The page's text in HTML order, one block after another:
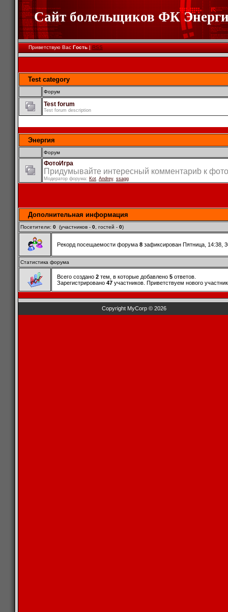
Сайт болельщиков ФК
Приветствую Вас Гость|RSS
Test category
Форум
Test forum
Test forum description
Энергия
Форум
ФотоИгра
Придумывайте интересный комментариb к
Модератор форума: Kot, Andrey, ssagg
Дополнительная информация
Посетители: 0 (участников - 0 , гостей - 0)
Рекорд посещаемости форума 8 зафиксирован Пятница, 14:38,
Статистика форума
Всего создано 2 тем, в которые добавлено 5 ответов.
Зарегистрировано 47 участников. Приветствуем нового
Copyright MyCorp © 2026